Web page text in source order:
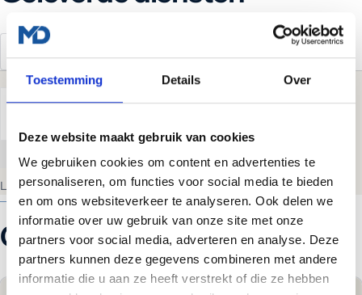
Toestemming Details Over
Deze website maakt gebruik van cookies
We gebruiken cookies om content en advertenties te
personaliseren, om functies voor social media te bieden
en om ons websiteverkeer te analyseren. Ook delen we
informatie over uw gebruik van onze site met onze
partners voor social media, adverteren en analyse. Deze
partners kunnen deze gegevens combineren met andere
informatie die u aan ze heeft verstrekt of die ze hebben
Managed WordPress Hosting
Danny van Elteren
Laatst bijgewerkt: 11 maart 2026
MEER CASES
Gerelateerde projecten